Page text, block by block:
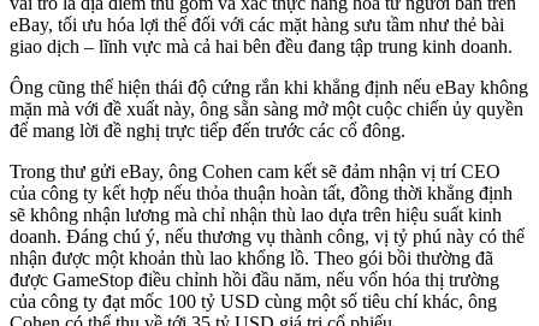
eBay, tối ưu hóa lợi thế đối với các mặt hàng sưu tầm như thẻ bài
giao dịch – lĩnh vực mà cả hai bên đều đang tập trung kinh doanh.
Ông cũng thể hiện thái độ cứng rắn khi khẳng định nếu eBay không
mặn mà với đề xuất này, ông sẵn sàng mở một cuộc chiến ủy quyền
để mang lời đề nghị trực tiếp đến trước các cổ đông.
Trong thư gửi eBay, ông Cohen cam kết sẽ đảm nhận vị trí CEO
của công ty kết hợp nếu thỏa thuận hoàn tất, đồng thời khẳng định
sẽ không nhận lương mà chỉ nhận thù lao dựa trên hiệu suất kinh
doanh. Đáng chú ý, nếu thương vụ thành công, vị tỷ phú này có thể
nhận được một khoản thù lao khổng lồ. Theo gói bồi thường đã
được GameStop điều chỉnh hồi đầu năm, nếu vốn hóa thị trường
của công ty đạt mốc 100 tỷ USD cùng một số tiêu chí khác, ông